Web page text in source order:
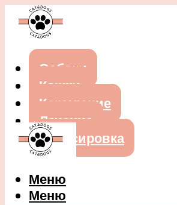
Собаки
Кошки
Кормление
Лечение
Дрессировка
Меню
Меню